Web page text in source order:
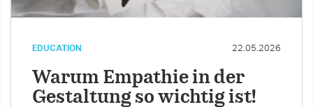
EDUCATION 22.05.2026
Warum Empathie in der
Gestaltung so wichtig ist!